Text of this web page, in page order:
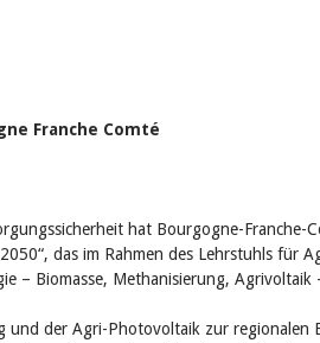
Franche Comté
hat Bourgogne-
das im Rahmen des Lehrstuhls
– Biomasse, Methanisierung,
der Agri-Photovoltaik zur